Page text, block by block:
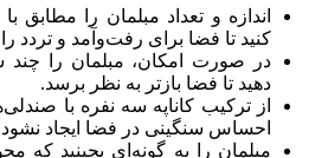
اندازه و تعداد مبلمان را مطابق
کنید تا فضا برای رفت‌وآمد و تردد
در صورت امکان، مبلمان را چند
دهید تا فضا بازتر به نظر برسد.
از ترکیب کاناپه سه نفره با
احساس سنگینی در فضا ایجاد
مبلمان را به گونه‌ای بچینید که